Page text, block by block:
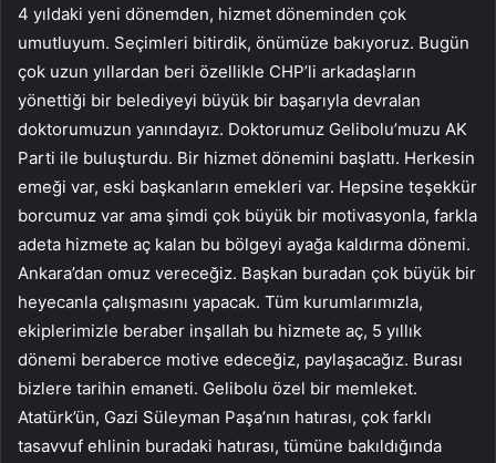
4 yıldaki yeni dönemden, hizmet döneminden çok
umutluyum. Seçimleri bitirdik, önümüze bakıyoruz. Bugün
çok uzun yıllardan beri özellikle CHP’li arkadaşların
yönettiği bir belediyeyi büyük bir başarıyla devralan
doktorumuzun yanındayız. Doktorumuz Gelibolu’muzu AK
Parti ile buluşturdu. Bir hizmet dönemini başlattı. Herkesin
emeği var, eski başkanların emekleri var. Hepsine teşekkür
borcumuz var ama şimdi çok büyük bir motivasyonla, farkla
adeta hizmete aç kalan bu bölgeyi ayağa kaldırma dönemi.
Ankara’dan omuz vereceğiz. Başkan buradan çok büyük bir
heyecanla çalışmasını yapacak. Tüm kurumlarımızla,
ekiplerimizle beraber inşallah bu hizmete aç, 5 yıllık
dönemi beraberce motive edeceğiz, paylaşacağız. Burası
bizlere tarihin emaneti. Gelibolu özel bir memleket.
Atatürk’ün, Gazi Süleyman Paşa’nın hatırası, çok farklı
tasavvuf ehlinin buradaki hatırası, tümüne bakıldığında